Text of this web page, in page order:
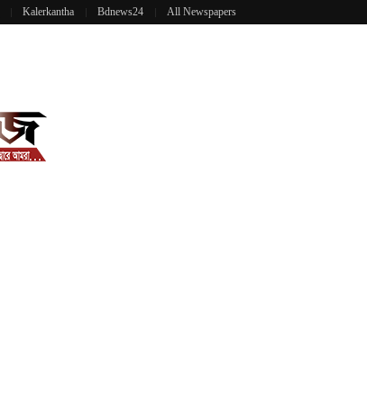
Kalerkantha Bdnews24 All Newspapers